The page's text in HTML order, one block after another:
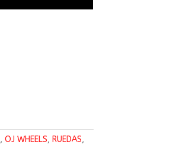
,OJ WHEELS, RUEDAS,